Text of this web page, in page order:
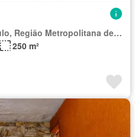
Região Imediata de São Paulo, Região Metropolitana de São Paulo
250 m²